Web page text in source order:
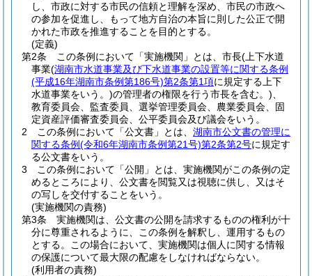
し、市政に対する市民の信頼と理解を深め、市民の市政へ
の参加を促進し、もって地方自治の本旨に則した公正で開
かれた市政を推進することを目的とする。
(定義)
第2条
この条例において「実施機関」とは、市長(上下水道
事業(湖南市水道事業及び下水道事業の設置等に関する条例
(平成16年湖南市条例第186号)第2条第1項に規定する上下
水道事業をいう。)の管理者の権限を行う市長を含む。)
教育委員会、監査委員、選挙管理委員会、農業委員会、固
定資産評価審査委員会、公平委員会及び議会をいう。
2
この条例において「公文書」とは、 湖南市公文書の管理に
関する条例(令和6年湖南市条例第21号)第2条第2号に規定す
る公文書をいう。
3
この条例において「公開」とは、実施機関がこの条例の定
めるところにより、公文書を閲覧又は視聴に供し、又はそ
の写しを交付することをいう。
(実施機関の責務)
第3条
実施機関は、公文書の公開を請求するものの権利が十
分に尊重されるように、この条例を解釈し、運用するもの
とする。
この場合において、実施機関は個人に関する情報
の保護について最大限の配慮をしなければならない。
(利用者の責務)